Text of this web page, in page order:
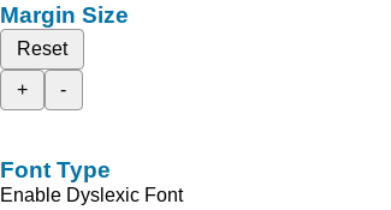
Margin Size
Reset
+
-
Font Type
Enable Dyslexic Font